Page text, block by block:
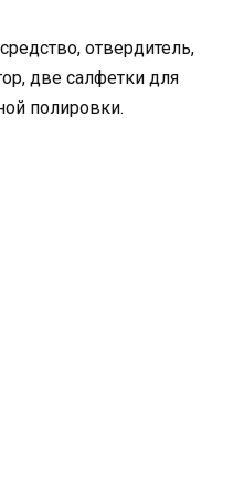
отвердитель,
две салфетки для
полировки.